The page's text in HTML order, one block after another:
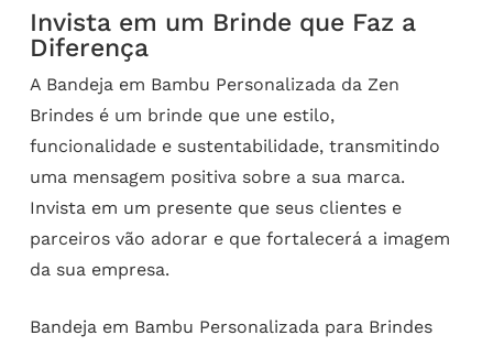
Invista em um Brinde que Faz a
Diferença
A Bandeja em Bambu Personalizada da Zen
Brindes é um brinde que une estilo,
funcionalidade e sustentabilidade, transmitindo
uma mensagem positiva sobre a sua marca.
Invista em um presente que seus clientes e
parceiros vão adorar e que fortalecerá a imagem
da sua empresa.
Bandeja em Bambu Personalizada para Brindes